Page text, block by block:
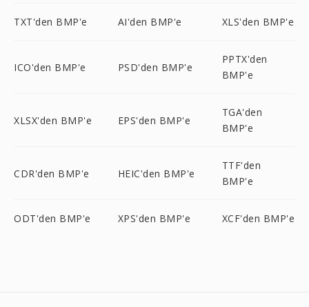
TXT'den BMP'e AI'den BMP'e XLS'den BMP'e
ICO'den BMP'e PSD'den BMP'e
PPTX'den
BMP'e
XLSX'den BMP'e EPS'den BMP'e
TGA'den
BMP'e
CDR'den BMP'e HEIC'den BMP'e
TTF'den
BMP'e
ODT'den BMP'e XPS'den BMP'e XCF'den BMP'e